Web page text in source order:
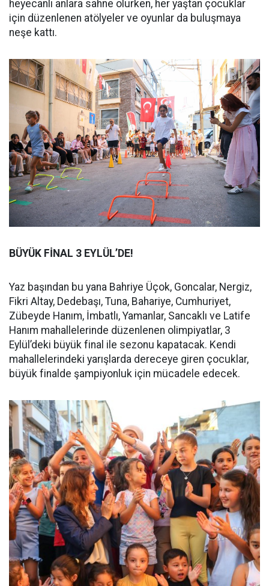
heyecanlı anlara sahne olurken, her yaştan çocuklar
için düzenlenen atölyeler ve oyunlar da buluşmaya
neşe kattı.
BÜYÜK FİNAL 3 EYLÜL’DE!
Yaz başından bu yana Bahriye Üçok, Goncalar, Nergiz,
Fikri Altay, Dedebaşı, Tuna, Bahariye, Cumhuriyet,
Zübeyde Hanım, İmbatlı, Yamanlar, Sancaklı ve Latife
Hanım mahallelerinde düzenlenen olimpiyatlar, 3
Eylül’deki büyük final ile sezonu kapatacak. Kendi
mahallelerindeki yarışlarda dereceye giren çocuklar,
büyük finalde şampiyonluk için mücadele edecek.